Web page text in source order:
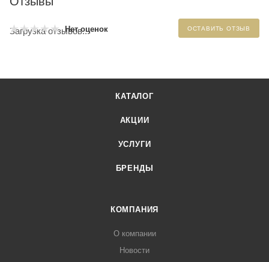
Нет оценок ОСТАВИТЬ ОТЗЫВ
Загрузка отзывов...
КАТАЛОГ
АКЦИИ
УСЛУГИ
БРЕНДЫ
КОМПАНИЯ
О компании
Новости